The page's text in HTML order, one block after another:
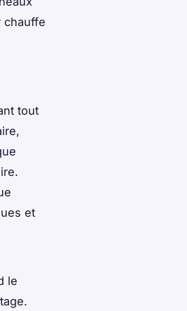
chauffe
tout
et
le